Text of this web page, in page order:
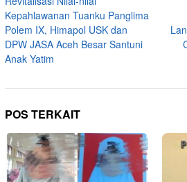
pos
Kepahlawanan Tuanku Panglima
Polem IX, Himapol USK dan
DPW JASA Aceh Besar Santuni
Anak Yatim
POS TERKAIT